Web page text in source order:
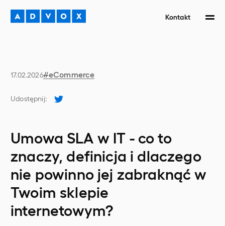
Kontakt
17.02.2026#eCommerce
Udostępnij:
Umowa SLA w IT - co to
znaczy, definicja i dlaczego
nie powinno jej zabraknąć w
Twoim sklepie
internetowym?